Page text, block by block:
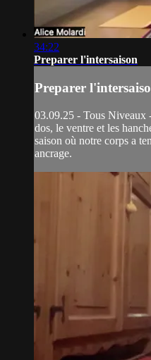
34:22
Preparer l'intersaison
Preparer
03.09.25 - Tous Niveaux
dos, le ventre et les
saison où notre corps a
ancrage.